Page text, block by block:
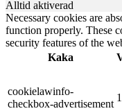
Alltid aktiverad
Necessary cookies are
function properly. These
security features of the
Kaka
cookielawinfo-
checkbox-advertisement